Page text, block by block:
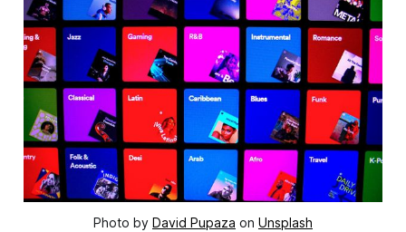
Photo by David Pupaza on Unsplash